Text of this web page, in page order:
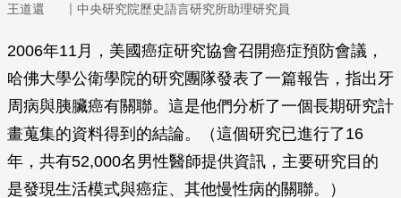
王道還 ｜ 中央研究院歷史語言研究所助理研究員
2006年11月，美國癌症研究協會召開癌症預防會議，
哈佛大學公衛學院的研究團隊發表了一篇報告，指出牙
周病與胰臟癌有關聯。這是他們分析了一個長期研究計
畫蒐集的資料得到的結論。（這個研究已進行了16
年，共有52,000名男性醫師提供資訊，主要研究目的
是發現生活模式與癌症、其他慢性病的關聯。）